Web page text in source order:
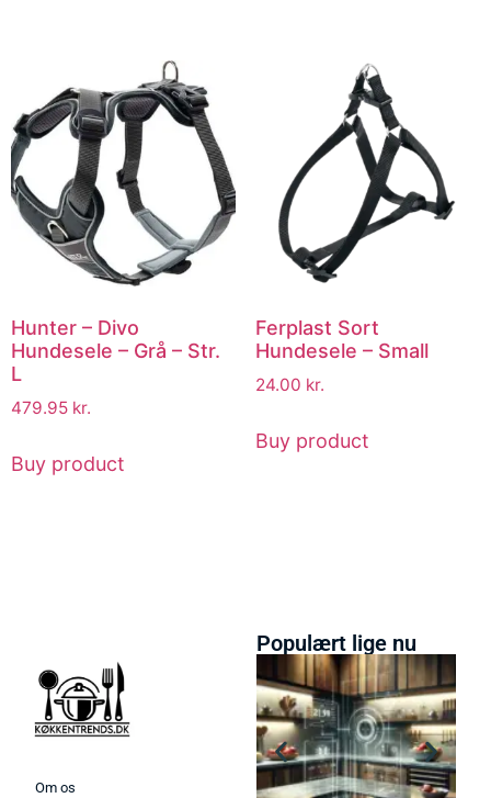
Hunter – Divo
Hundesele – Grå – Str.
L
479.95 kr.
Buy product
Ferplast Sort
Hundesele – Small
24.00 kr.
Buy product
Om os
Populært lige nu